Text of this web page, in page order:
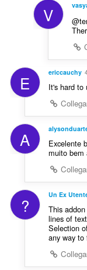
V
E ericcauchy
It's hard to
A
Excelente
muito bem
? Un Ex
This
lines of
Selection
any way to